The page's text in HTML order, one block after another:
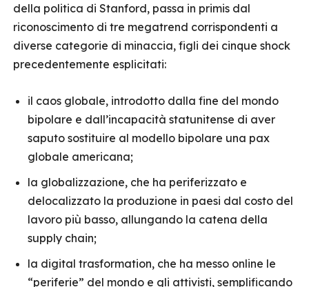
della politica di Stanford, passa in primis dal
riconoscimento di tre megatrend corrispondenti a
diverse categorie di minaccia, figli dei cinque shock
precedentemente esplicitati:
il caos globale, introdotto dalla fine del mondo
bipolare e dall’incapacità statunitense di aver
saputo sostituire al modello bipolare una pax
globale americana;
la globalizzazione, che ha periferizzato e
delocalizzato la produzione in paesi dal costo del
lavoro più basso, allungando la catena della
supply chain;
la digital trasformation, che ha messo online le
“periferie” del mondo e gli attivisti, semplificando